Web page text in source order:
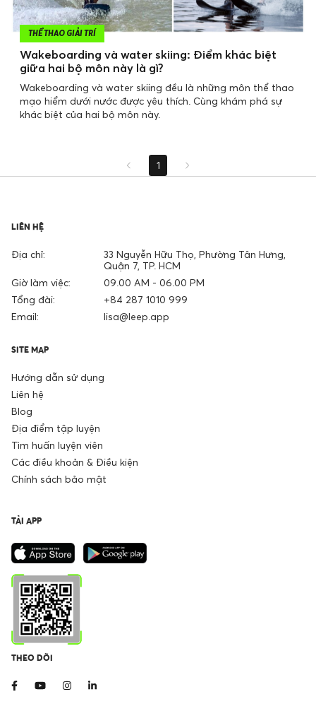
THỂ THAO GIẢI TRÍ
Wakeboarding và water skiing: Điểm khác biệt
giữa hai bộ môn này là gì?
Wakeboarding và water skiing đều là những môn thể thao
mạo hiểm dưới nước được yêu thích. Cùng khám phá sự
khác biệt của hai bộ môn này.
1
LIÊN HỆ
Địa chỉ:
33 Nguyễn Hữu Thọ, Phường Tân Hưng,
Quận 7, TP. HCM
Giờ làm việc:
09.00 AM - 06.00 PM
Tổng đài:
+84 287 1010 999
Email:
lisa@leep.app
SITE MAP
Hướng dẫn sử dụng
Liên hệ
Blog
Địa điểm tập luyện
Tìm huấn luyện viên
Các điều khoản & Điều kiện
Chính sách bảo mật
TẢI APP
THEO DÕI